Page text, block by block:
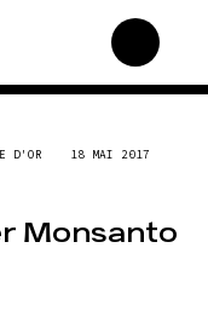
campagnes
« naturel », le grand
D'OR 18 MAI 2017
Monsanto